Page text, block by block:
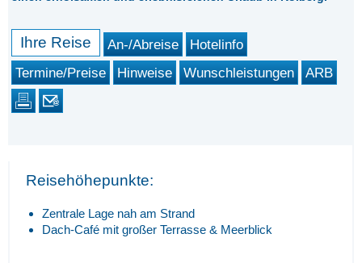
Ihre Reise An-/Abreise
Hotelinfo
Termine/Preise
Hinweise Wunschleistungen ARB
Reisehöhepunkte:
Zentrale Lage nah am Strand
Dach-Café mit großer Terrasse & Meerblick